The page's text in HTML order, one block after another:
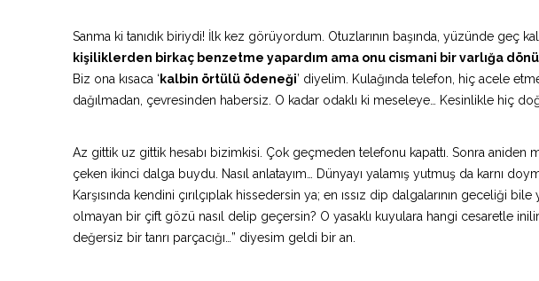
Sanma ki tanıdık biriydi! İlk kez görüyordum. Otuzlarının başında, yüzünde geç
kişiliklerden birkaç benzetme yapardım ama onu cismani bir varlığa
Biz ona kısaca ‘ kalbin örtülü ödeneği’ diyelim. Kulağında telefon, hiç acele
dağılmadan, çevresinden habersiz. O kadar odaklı ki meseleye… Kesinlikle hiç
Az gittik uz gittik hesabı bizimkisi. Çok geçmeden telefonu kapattı. Sonra aniden
çeken ikinci dalga buydu. Nasıl anlatayım… Dünyayı yalamış yutmuş da karnı
Karşısında kendini çırılçıplak hissedersin ya; en ıssız dip dalgalarının geceliği
olmayan bir çift gözü nasıl delip geçersin? O yasaklı kuyulara hangi cesaretle
değersiz bir tanrı parçacığı…” diyesim geldi bir an.